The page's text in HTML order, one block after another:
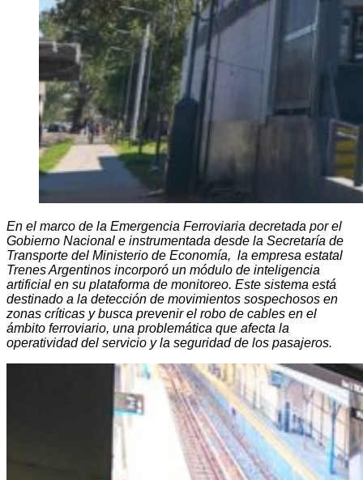
En el marco de la Emergencia Ferroviaria decretada por el
Gobierno Nacional e instrumentada desde la Secretaría de
Transporte del Ministerio de Economía, la empresa estatal
Trenes Argentinos incorporó un módulo de inteligencia
artificial en su plataforma de monitoreo. Este sistema está
destinado a la detección de movimientos sospechosos en
zonas críticas y busca prevenir el robo de cables en el
ámbito ferroviario, una problemática que afecta la
operatividad del servicio y la seguridad de los pasajeros.